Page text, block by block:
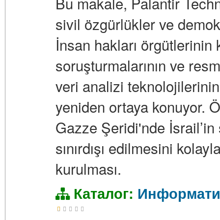
sivil özgürlükler ve
İnsan hakları örgütlerinin
soruşturmalarının ve
veri analizi
yeniden ortaya konuyor.
Gazze Şeridi'nde
sınırdışı edilmesini
kurulması.
Каталог: